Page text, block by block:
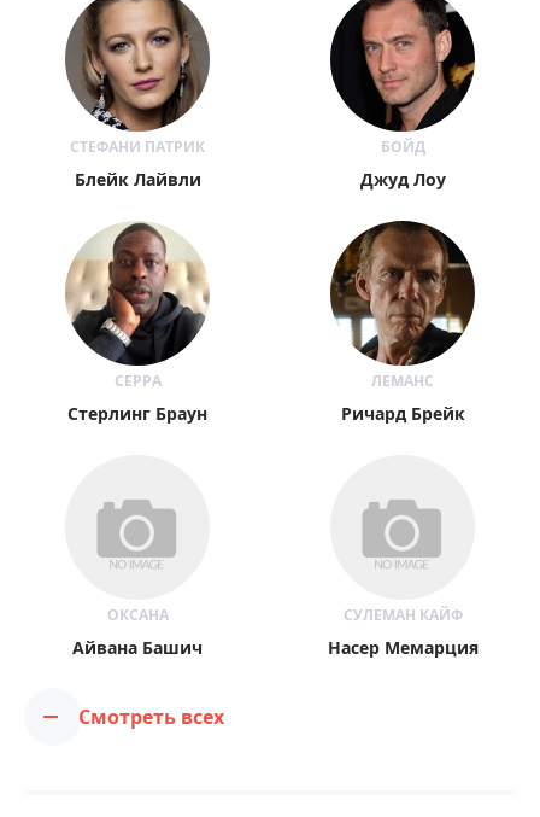
СТЕФАНИ ПАТРИК
Блейк Лайвли
БОЙД
Джуд Лоу
СЕРРА
Стерлинг Браун
ЛЕМАНС
Ричард Брейк
ОКСАНА
Айвана Башич
СУЛЕМАН КАЙФ
Насер Мемарция
Смотреть всех